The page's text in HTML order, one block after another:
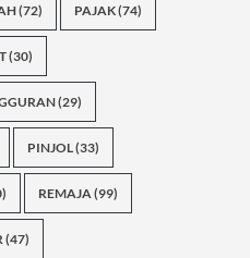
(72) PAJAK(74)
(30)
(29)
PINJOL(33)
REMAJA(99)
(47)